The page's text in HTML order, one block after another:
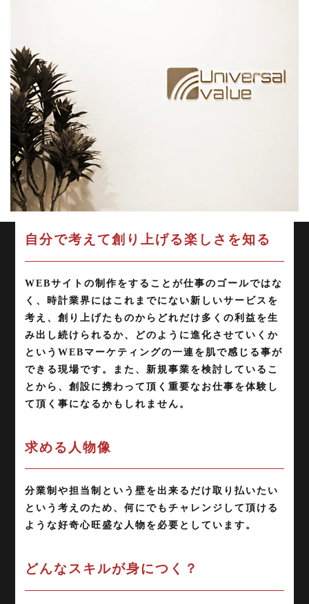
自分で考えて創り上げる楽しさを知る
WEBサイトの制作をすることが仕事のゴールではな
く、時計業界にはこれまでにない新しいサービスを
考え、創り上げたものからどれだけ多くの利益を生
み出し続けられるか、どのように進化させていくか
というWEBマーケティングの一連を肌で感じる事が
できる現場です。また、新規事業を検討しているこ
とから、創設に携わって頂く重要なお仕事を体験し
て頂く事になるかもしれません。
求める人物像
分業制や担当制という壁を出来るだけ取り払いたい
という考えのため、何にでもチャレンジして頂ける
ような好奇心旺盛な人物を必要としています。
どんなスキルが身につく？